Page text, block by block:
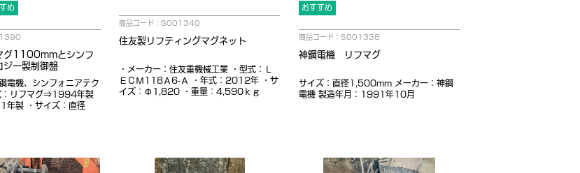
め
グ1100mmとシンフ
ジー製制御盤
電機、シンフォニアテク
：リフマグ⇒1994年製
製 ・サイズ：直径
商品コード：S001340
住友製リフティングマグネット
・メーカー：住友重機械工業 ・型式：Ｌ
ＥＣＭ118Ａ6-Ａ ・年式：2012年 ・サ
イズ：Φ1,820 ・重量：4,590ｋｇ
おすすめ
商品コード：S001338
神鋼電機 リフマグ
サイズ：直径1,500mm メーカー：神鋼
電機 製造年月：1991年10月